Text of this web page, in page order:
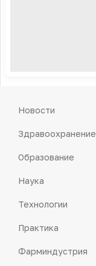
Новости
Здравоохранение
Образование
Наука
Технологии
Практика
Фарминдустрия